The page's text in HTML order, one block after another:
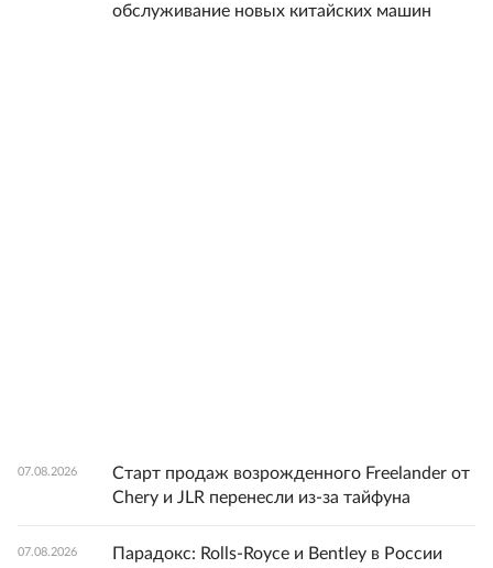
обслуживание новых китайских машин
07.08.2026
Старт продаж возрожденного Freelander от
Chery и JLR перенесли из-за тайфуна
07.08.2026
Парадокс: Rolls-Royce и Bentley в России